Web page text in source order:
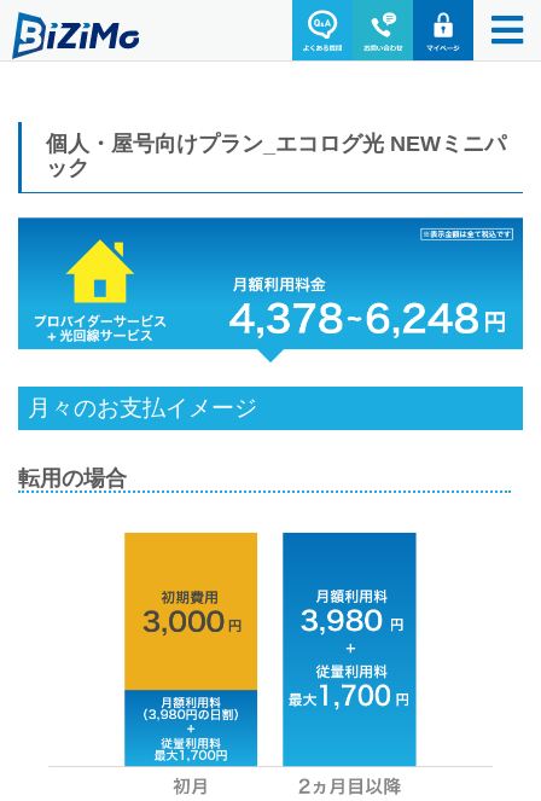
個人・屋号向けプラン_エコログ光 NEWミニパ
ック
月々のお支払イメージ
転用の場合